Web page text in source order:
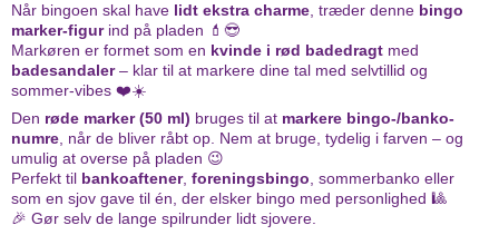
Når bingoen skal have lidt ekstra charme, træder denne bingo
marker-figurind på pladen 💄😎
Markøren er formet som en kvinde i rød badedragt med
badesandaler– klar til at markere dine tal med selvtillid og
sommer-vibes ❤️☀️
Den røde marker (50 ml) bruges til at markere bingo-/banko-
numre, når de bliver råbt op. Nem at bruge, tydelig i farven – og
umulig at overse på pladen 😉
Perfekt til bankoaftener, foreningsbingo, sommerbanko eller
som en sjov gave til én, der elsker bingo med personlighed 🎱
🎉 Gør selv de lange spilrunder lidt sjovere.